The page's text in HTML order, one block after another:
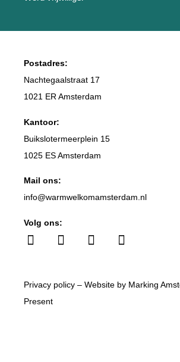
Postadres:
Nachtegaalstraat 17
1021 ER Amsterdam
Kantoor:
Buikslotermeerplein 15
1025 ES Amsterdam
Mail ons:
info@warmwelkomamsterdam.nl
Volg ons:
Privacy policy – Website by Marking
Present